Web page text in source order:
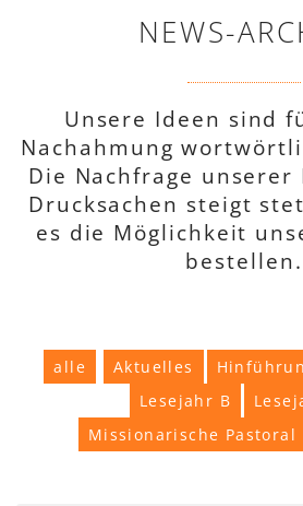
NEWS-
Unsere Ideen sind
Nachahmung
Die Nachfrage unserer
Drucksachen steigt
es die Möglichkeit
bestellen.
alle Aktuelles
Lesejahr B
Missionarische Pastoral